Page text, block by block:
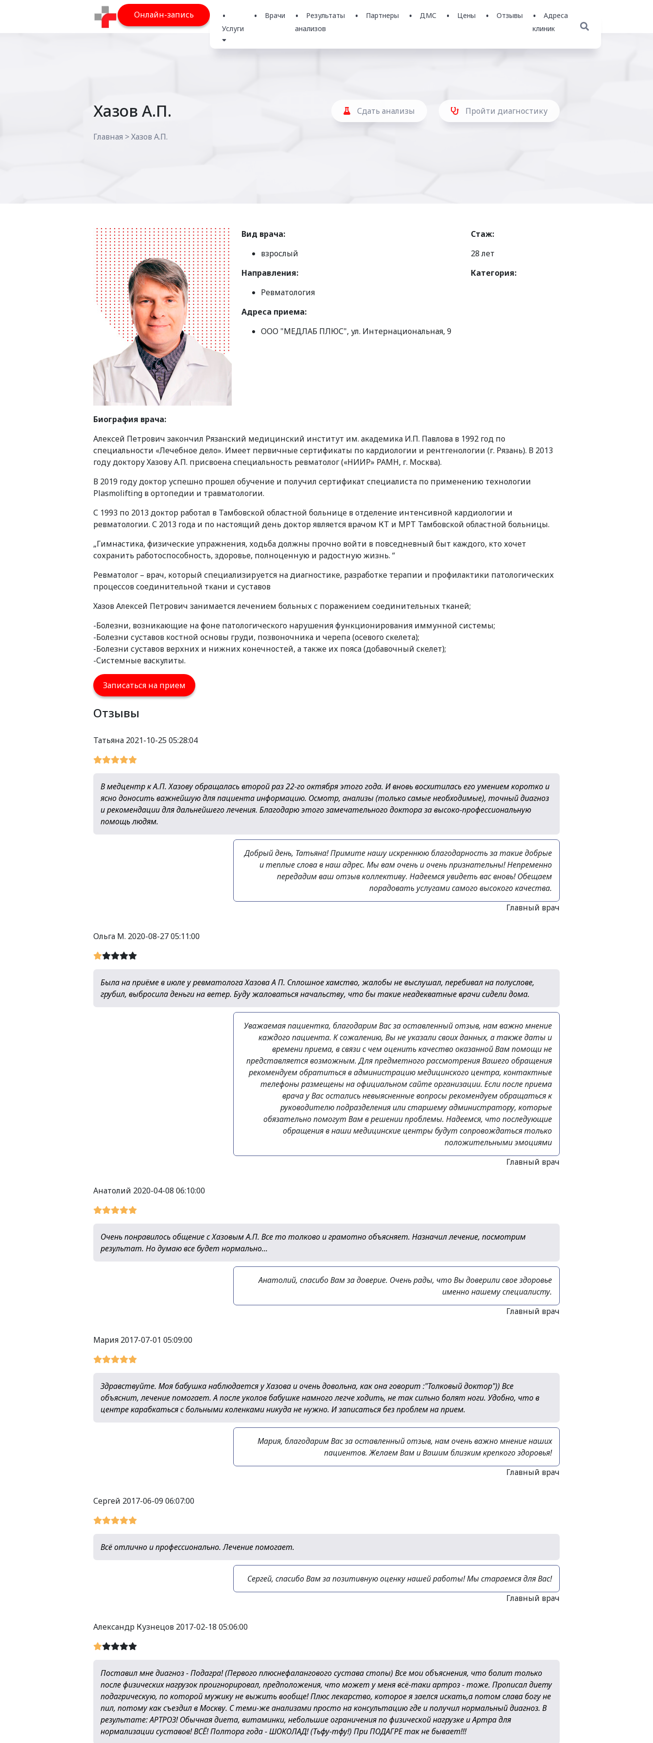
Онлайн-запись
Услуги
Врачи
Результаты
анализов
Партнеры ДМС Цены Отзывы
Адреса
клиник
Хазов А.П. Сдать анализы Пройти диагностику
Главная >Хазов А.П.
Вид врача:
взрослый
Направления:
Ревматология
Адреса приема:
ООО "МЕДЛАБ ПЛЮС", ул. Интернациональная, 9
Стаж:
28 лет
Категория:
Биография врача:
Алексей Петрович закончил Рязанский медицинский институт им. академика И.П. Павлова в 1992 год по
специальности «Лечебное дело». Имеет первичные сертификаты по кардиологии и рентгенологии (г. Рязань). В 2013
году доктору Хазову А.П. присвоена специальность ревматолог («НИИР» РАМН, г. Москва).
В 2019 году доктор успешно прошел обучение и получил сертификат специалиста по применению технологии
Plasmolifting в ортопедии и травматологии.
С 1993 по 2013 доктор работал в Тамбовской областной больнице в отделение интенсивной кардиологии и
ревматологии. С 2013 года и по настоящий день доктор является врачом КТ и МРТ Тамбовской областной больницы.
„Гимнастика, физические упражнения, ходьба должны прочно войти в повседневный быт каждого, кто хочет
сохранить работоспособность, здоровье, полноценную и радостную жизнь. “
Ревматолог – врач, который специализируется на диагностике, разработке терапии и профилактики патологических
процессов соединительной ткани и суставов
Хазов Алексей Петрович занимается лечением больных с поражением соединительных тканей;
-Болезни, возникающие на фоне патологического нарушения функционирования иммунной системы;
-Болезни суставов костной основы груди, позвоночника и черепа (осевого скелета);
-Болезни суставов верхних и нижних конечностей, а также их пояса (добавочный скелет);
-Системные васкулиты.
Записаться на прием
Отзывы
Татьяна 2021-10-25 05:28:04
В медцентр к А.П. Хазову обращалась второй раз 22-го октября этого года. И вновь восхитилась его умением коротко и
ясно доносить важнейшую для пациента информацию. Осмотр, анализы (только самые необходимые), точный диагноз
и рекомендации для дальнейшего лечения. Благодарю этого замечательного доктора за высоко-профессиональную
помощь людям.
Добрый день, Татьяна! Примите нашу искреннюю благодарность за такие добрые
и теплые слова в наш адрес. Мы вам очень и очень признательны! Непременно
передадим ваш отзыв коллективу. Надеемся увидеть вас вновь! Обещаем
порадовать услугами самого высокого качества.
Главный врач
Ольга М. 2020-08-27 05:11:00
Была на приёме в июле у ревматолога Хазова А П. Сплошное хамство, жалобы не выслушал, перебивал на полуслове,
грубил, выбросила деньги на ветер. Буду жаловаться начальству, что бы такие неадекватные врачи сидели дома.
Уважаемая пациентка, благодарим Вас за оставленный отзыв, нам важно мнение
каждого пациента. К сожалению, Вы не указали своих данных, а также даты и
времени приема, в связи с чем оценить качество оказанной Вам помощи не
представляется возможным. Для предметного рассмотрения Вашего обращения
рекомендуем обратиться в администрацию медицинского центра, контактные
телефоны размещены на официальном сайте организации. Если после приема
врача у Вас остались невыясненные вопросы рекомендуем обращаться к
руководителю подразделения или старшему администратору, которые
обязательно помогут Вам в решении проблемы. Надеемся, что последующие
обращения в наши медицинские центры будут сопровождаться только
положительными эмоциями
Главный врач
Анатолий 2020-04-08 06:10:00
Очень понравилось общение с Хазовым А.П. Все то толково и грамотно объясняет. Назначил лечение, посмотрим
результат. Но думаю все будет нормально...
Анатолий, спасибо Вам за доверие. Очень рады, что Вы доверили свое здоровье
именно нашему специалисту.
Главный врач
Мария 2017-07-01 05:09:00
Здравствуйте. Моя бабушка наблюдается у Хазова и очень довольна, как она говорит :"Толковый доктор")) Все
объяснит, лечение помогает. А после уколов бабушке намного легче ходить, не так сильно болят ноги. Удобно, что в
центре карабкаться с больными коленками никуда не нужно. И записаться без проблем на прием.
Мария, благодарим Вас за оставленный отзыв, нам очень важно мнение наших
пациентов. Желаем Вам и Вашим близким крепкого здоровья!
Главный врач
Сергей 2017-06-09 06:07:00
Всё отлично и профессионально. Лечение помогает.
Сергей, спасибо Вам за позитивную оценку нашей работы! Мы стараемся для Вас!
Главный врач
Александр Кузнецов 2017-02-18 05:06:00
Поставил мне диагноз - Подагра! (Первого плюснефалангового сустава стопы) Все мои объяснения, что болит только
после физических нагрузок проигнорировал, предположения, что может у меня всё-таки артроз - тоже. Прописал диету
подагрическую, по которой мужику не выжить вообще! Плюс лекарство, которое я заелся искать,а потом слава богу не
пил, потому как съездил в Москву. С теми-же анализами просто на консультацию где и получил нормальный диагноз. В
результате: АРТРОЗ! Обычная диета, витаминки, небольшие ограничения по физической нагрузке и Артра для
нормализации суставов! ВСЁ! Полтора года - ШОКОЛАД! (Тьфу-тфу!) При ПОДАГРЕ так не бывает!!!